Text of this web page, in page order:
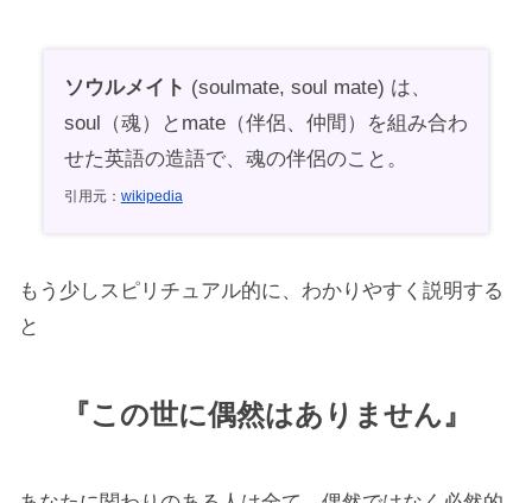
ソウルメイト (soulmate, soul mate) は、
soul（魂）とmate（伴侶、仲間）を組み合わ
せた英語の造語で、魂の伴侶のこと。
引用元： wikipedia
もう少しスピリチュアル的に、わかりやすく説明する
と
『この世に偶然はありません』